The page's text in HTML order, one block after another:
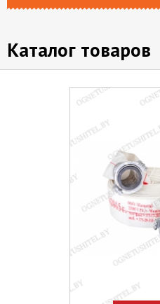
Каталог товаров